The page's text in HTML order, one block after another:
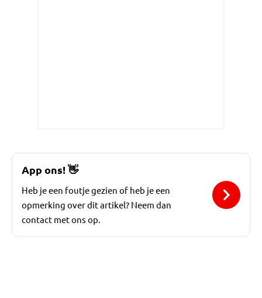
App ons!👋
Heb je een foutje gezien of heb je een
opmerking over dit artikel? Neem dan
contact met ons op.